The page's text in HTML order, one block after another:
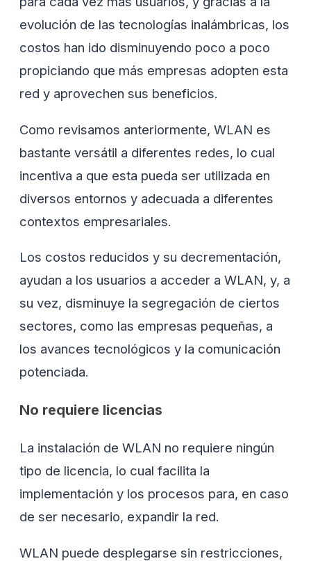
evolución de las tecnologías inalámbricas, los
costos han ido disminuyendo poco a poco
propiciando que más empresas adopten esta
red y aprovechen sus beneficios.
Como revisamos anteriormente, WLAN es
bastante versátil a diferentes redes, lo cual
incentiva a que esta pueda ser utilizada en
diversos entornos y adecuada a diferentes
contextos empresariales.
Los costos reducidos y su decrementación,
ayudan a los usuarios a acceder a WLAN, y, a
su vez, disminuye la segregación de ciertos
sectores, como las empresas pequeñas, a
los avances tecnológicos y la comunicación
potenciada.
No requiere licencias
La instalación de WLAN no requiere ningún
tipo de licencia, lo cual facilita la
implementación y los procesos para, en caso
de ser necesario, expandir la red.
WLAN puede desplegarse sin restricciones,